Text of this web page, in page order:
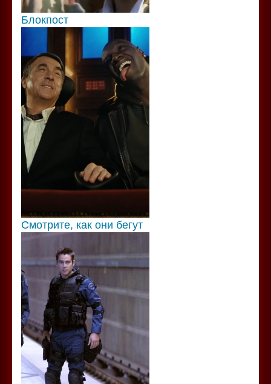
Блокпост
Смотрите, как они бегут